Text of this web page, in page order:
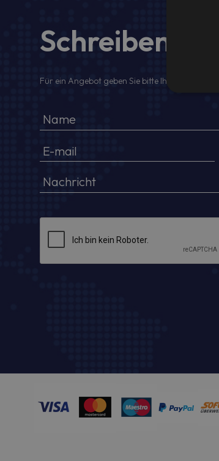
Schreiben Sie
Für ein Angebot geben Sie bitte Ihren voller